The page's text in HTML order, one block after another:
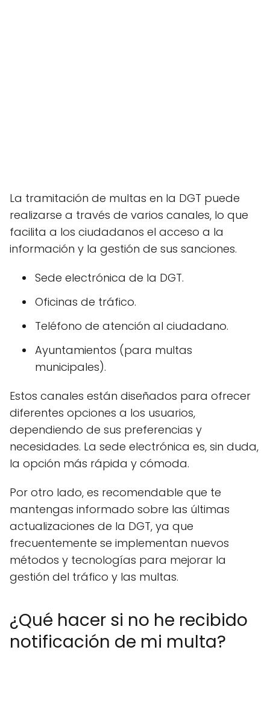
La tramitación de multas en la DGT puede
realizarse a través de varios canales, lo que
facilita a los ciudadanos el acceso a la
información y la gestión de sus sanciones.
Sede electrónica de la DGT.
Oficinas de tráfico.
Teléfono de atención al ciudadano.
Ayuntamientos (para multas
municipales).
Estos canales están diseñados para ofrecer
diferentes opciones a los usuarios,
dependiendo de sus preferencias y
necesidades. La sede electrónica es, sin duda,
la opción más rápida y cómoda.
Por otro lado, es recomendable que te
mantengas informado sobre las últimas
actualizaciones de la DGT, ya que
frecuentemente se implementan nuevos
métodos y tecnologías para mejorar la
gestión del tráfico y las multas.
¿Qué hacer si no he recibido
notificación de mi multa?